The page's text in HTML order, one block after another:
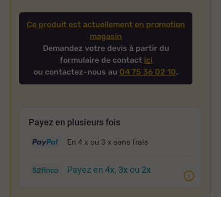
Ce produit est actuellement en promotion
magasin
Demandez votre devis à partir du
formulaire de contact ici
ou contactez-nous au 04 75 36 02 10.
Payez en plusieurs fois
En 4 x ou 3 x sans frais
Payez en 4x, 3x ou 2x